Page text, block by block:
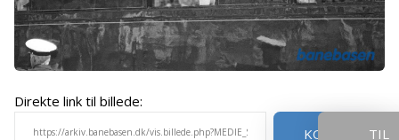
Direkte link til billede:
KOPIER
TIL